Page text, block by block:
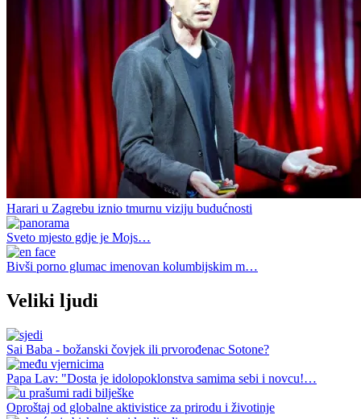
Harari u Zagrebu iznio tmurnu viziju budućnosti
Sveto mjesto gdje je Mojs…
Bivši porno glumac imenovan kolumbijskim m…
Veliki ljudi
Sai Baba - božanski čovjek ili prvorođenac Sotone?
Papa Lav: "Dosta je idolopoklonstva samima sebi i novcu!…
Oproštaj od globalne aktivistice za prirodu i životinje